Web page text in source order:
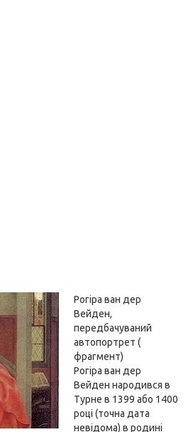
Рогіра ван дер
Вейден,
передбачуваний
автопортрет (
фрагмент)
Рогіра ван дер
Вейден народився в
Турне в 1399 або 1400
році (точна дата
невідома) в родині